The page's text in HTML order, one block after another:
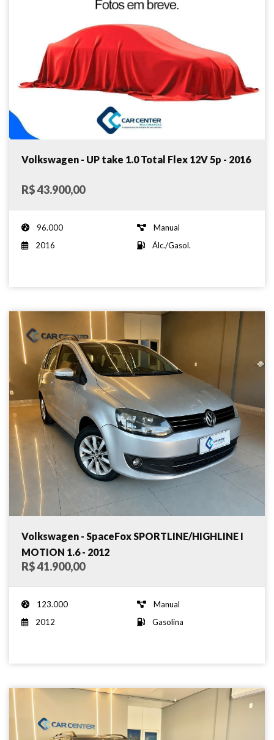
Volkswagen - UP take 1.0 Total Flex 12V 5p - 2016
R$ 43.900,00
96.000
Manual
2016
Álc./Gasol.
Volkswagen - SpaceFox SPORTLINE/HIGHLINE I
MOTION 1.6 - 2012
R$ 41.900,00
123.000
Manual
2012
Gasolina